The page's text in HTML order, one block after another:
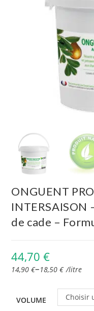
ONGUENT
INTERSAISON
de cade –
44,70€
14,90€–18,50€ /litre
VOLUME Choisir